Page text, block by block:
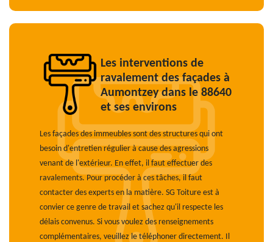
Les interventions de
ravalement des façades à
Aumontzey dans le 88640
et ses environs
Les façades des immeubles sont des structures qui ont
besoin d'entretien régulier à cause des agressions
venant de l'extérieur. En effet, il faut effectuer des
ravalements. Pour procéder à ces tâches, il faut
contacter des experts en la matière. SG Toiture est à
convier ce genre de travail et sachez qu'il respecte les
délais convenus. Si vous voulez des renseignements
complémentaires, veuillez le téléphoner directement. Il